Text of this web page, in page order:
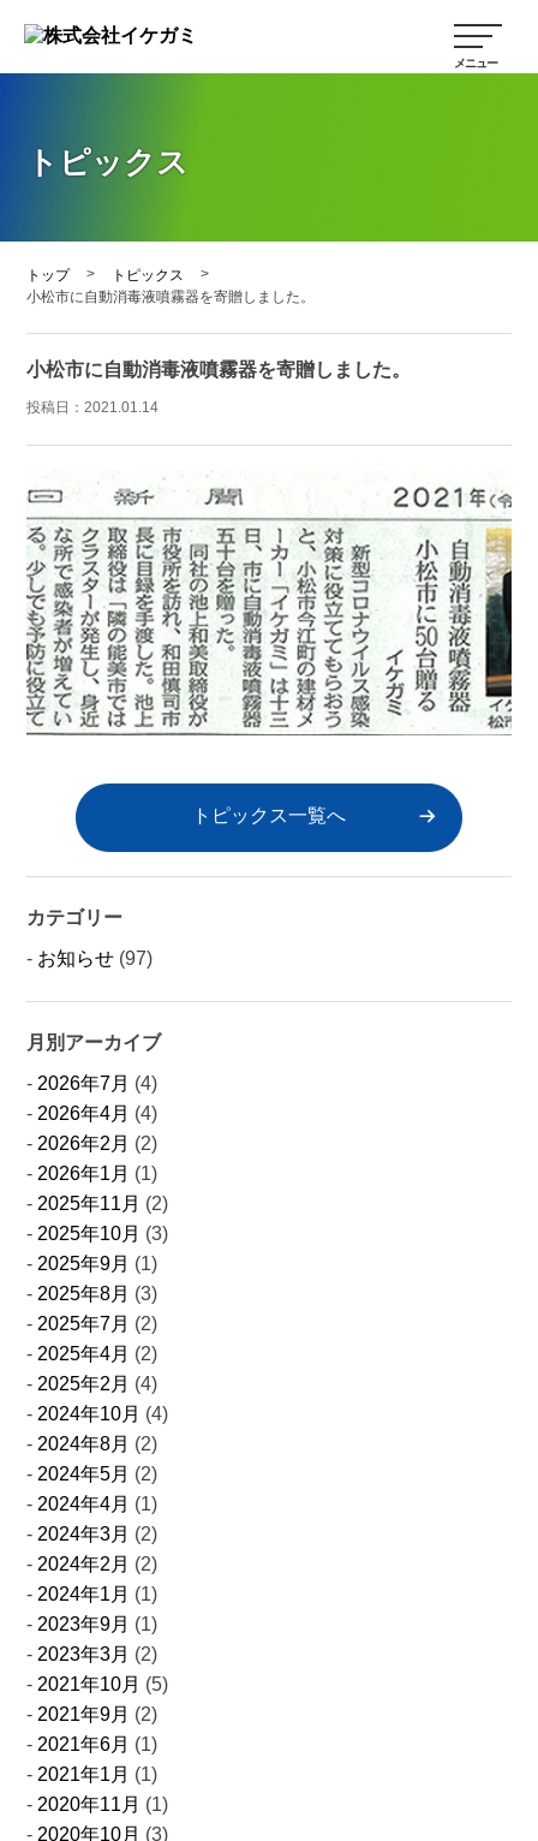
トピックス
トップ > トピックス
>
小松市に自動消毒液噴霧器を寄贈しました。
小松市に自動消毒液噴霧器を寄贈しました。
投稿日：2021.01.14
トピックス一覧へ
カテゴリー
お知らせ (97)
月別アーカイブ
2026年7月 (4)
2026年4月 (4)
2026年2月 (2)
2026年1月 (1)
2025年11月 (2)
2025年10月 (3)
2025年9月 (1)
2025年8月 (3)
2025年7月 (2)
2025年4月 (2)
2025年2月 (4)
2024年10月 (4)
2024年8月 (2)
2024年5月 (2)
2024年4月 (1)
2024年3月 (2)
2024年2月 (2)
2024年1月 (1)
2023年9月 (1)
2023年3月 (2)
2021年10月 (5)
2021年9月 (2)
2021年6月 (1)
2021年1月 (1)
2020年11月 (1)
2020年10月 (3)